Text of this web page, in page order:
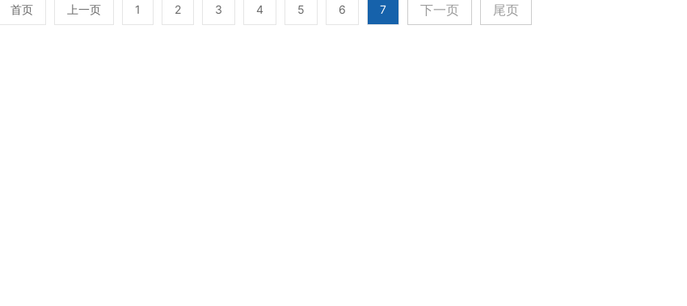
首页 上一页 1 2 3 4 5 6 7 下一页 尾页